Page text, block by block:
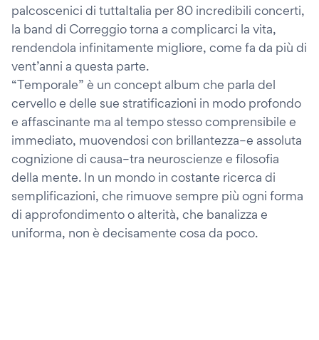
palcoscenici di tuttaItalia per 80 incredibili concerti,
la band di Correggio torna a complicarci la vita,
rendendola infinitamente migliore, come fa da più di
vent’anni a questa parte.
“Temporale” è un concept album che parla del
cervello e delle sue stratificazioni in modo profondo
e affascinante ma al tempo stesso comprensibile e
immediato, muovendosi con brillantezza–e assoluta
cognizione di causa–tra neuroscienze e filosofia
della mente. In un mondo in costante ricerca di
semplificazioni, che rimuove sempre più ogni forma
di approfondimento o alterità, che banalizza e
uniforma, non è decisamente cosa da poco.